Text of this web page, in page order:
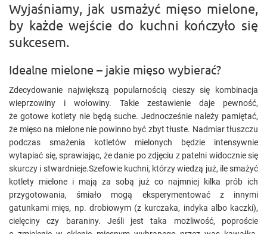
Wyjaśniamy, jak usmażyć mięso mielone,
by każde wejście do kuchni kończyło się
sukcesem.
Idealne mielone – jakie mięso wybierać?
Zdecydowanie największą popularnością cieszy się kombinacja
wieprzowiny i wołowiny. Takie zestawienie daje pewność,
że gotowe kotlety nie będą suche. Jednocześnie należy pamiętać,
że mięso na mielone nie powinno być zbyt tłuste. Nadmiar tłuszczu
podczas smażenia kotletów mielonych będzie intensywnie
wytapiać się, sprawiając, że danie po zdjęciu z patelni widocznie się
skurczy i stwardnieje.Szefowie kuchni, którzy wiedzą już, ile smażyć
kotlety mielone i mają za sobą już co najmniej kilka prób ich
przygotowania, śmiało mogą eksperymentować z innymi
gatunkami mięs, np. drobiowym (z kurczaka, indyka albo kaczki),
cielęciny czy baraniny. Jeśli jest taka możliwość, poproście